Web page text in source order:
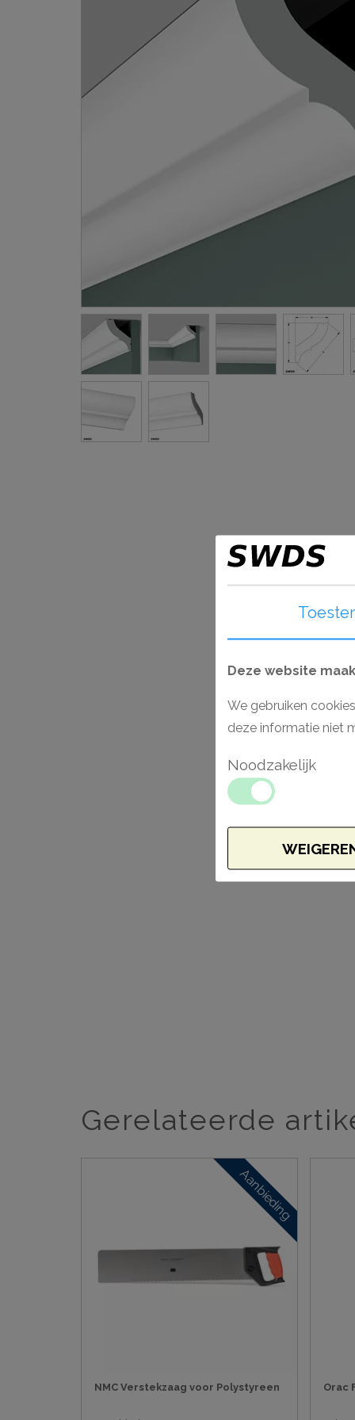
Gerelateerde
Aanbieding
NMC Verstekzaag voor Polystyreen Orac
Deze website
We gebruiken
deze informatie niet
Noodzakelijk